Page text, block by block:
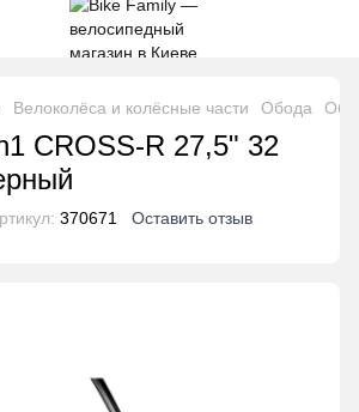
Велоколёса и колёсные части Обода
CROSS-R 27,5" 32
370671 Оставить отзыв